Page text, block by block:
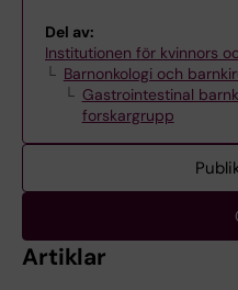
Del av:
Institutionen för kvinnors
Barnonkologi och
Gastrointestinal
forskargrupp
Artiklar